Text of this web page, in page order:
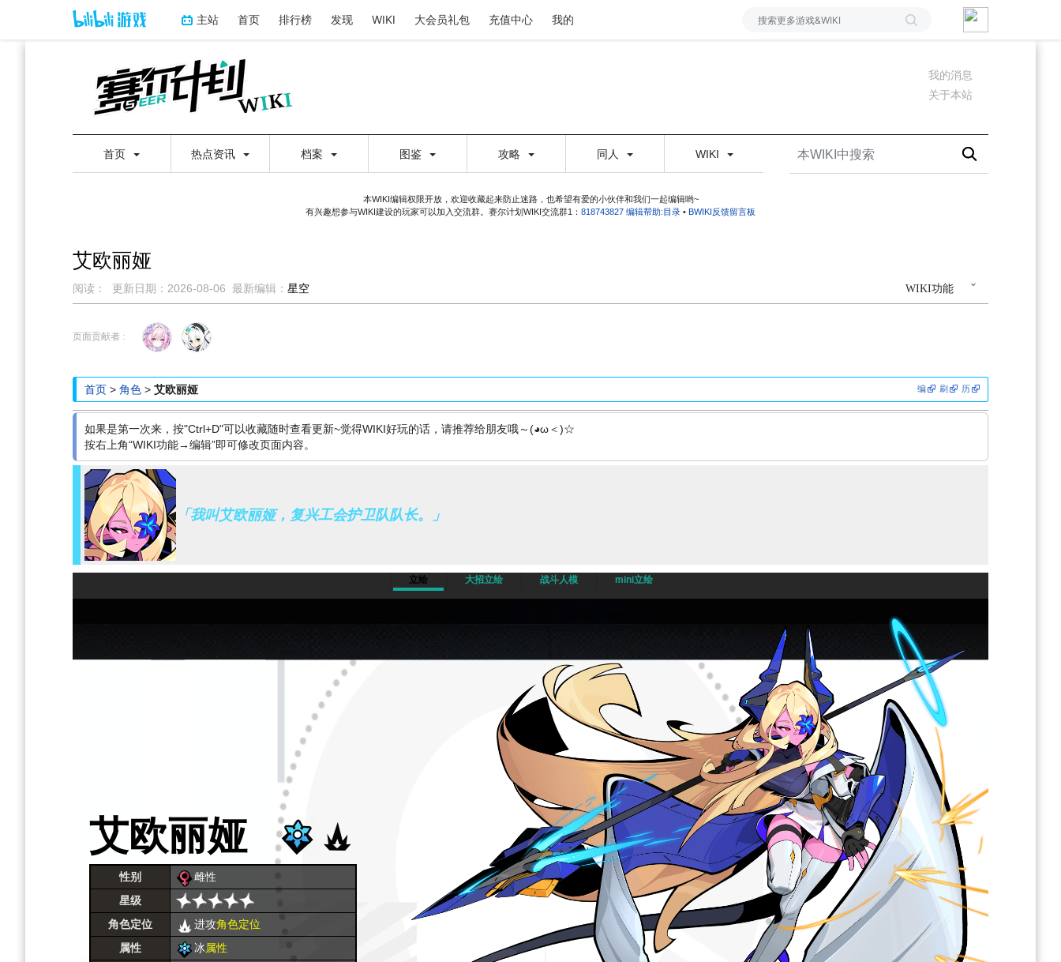
主站 首页 排行榜 发现 WIKI 大会员礼包 充值中心 我的
我的消息
关于本站
首页 热点资讯 档案 图鉴 攻略 同人 WIKI
本WIKI编辑权限开放，欢迎收藏起来防止迷路，也希望有爱的小伙伴和我们一起编辑哟~
有兴趣想参与WIKI建设的玩家可以加入交流群。赛尔计划WIKI交流群1： 818743827 编辑帮助:目录 • BWIKI反馈留言板
艾欧丽娅
WIKI功能
阅读： 更新日期： 2026-08-06 最新编辑： 星空
到
到
页面贡献者 :
编 刷 历
首页 > 角色 > 艾欧丽娅
如果是第一次来，按"Ctrl+D"可以收藏随时查看更新~觉得WIKI好玩的话，请推荐给朋友哦～(◕ω＜)☆
按右上角“WIKI功能→编辑”即可修改页面内容。
「我叫艾欧丽娅，复兴工会护卫队队长。」
立绘 大招立绘 战斗人模 mini立绘
艾欧丽娅
性别
雌性
星级
角色定位
进攻角色定位
属性
冰属性